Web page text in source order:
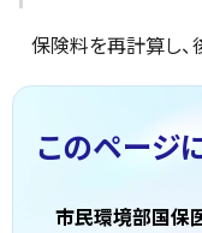
保険料を再計算し、
このページ
市民環境部国保